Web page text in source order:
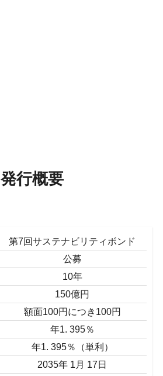
発行概要
第7回サステナビリティボンド
公募
10年
150億円
額面100円につき100円
年1. 395％
年1. 395％（単利）
2035年 1月 17日